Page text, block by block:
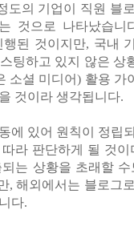
도의 기업이 직원 블
것으로 나타났습니
된 것이지만, 국내
팅하고 있지 않은 상
소셜 미디어) 활용 가
것이라 생각됩니다.
에 있어 원칙이 정립
라 판단하게 될 것
는 상황을 초래할
,해외에서는 블로그
다.